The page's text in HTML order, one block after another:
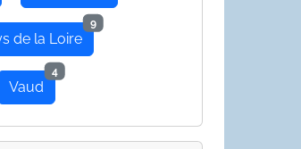
de la Loire
9
Vaud
4